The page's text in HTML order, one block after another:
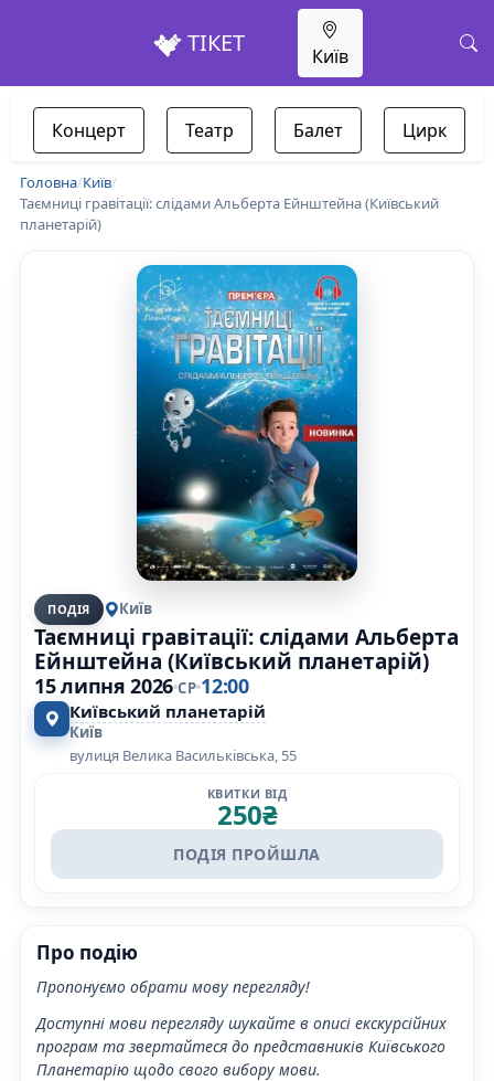
ТІКЕТ Київ
Концерт Театр Балет Цирк
Головна/Київ/
Таємниці гравітації: слідами Альберта Ейнштейна (Київський
планетарій)
ПОДІЯ Київ
Таємниці гравітації: слідами Альберта
Ейнштейна (Київський планетарій)
15 липня 2026 СР 12:00
Київський планетарій
Київ
вулиця Велика Васильківська, 55
КВИТКИ ВІД
250₴
ПОДІЯ ПРОЙШЛА
Про подію
Пропонуємо обрати мову перегляду!
Доступні мови перегляду шукайте в описі екскурсійних
програм та звертайтеся до представників Київського
Планетарію щодо свого вибору мови.